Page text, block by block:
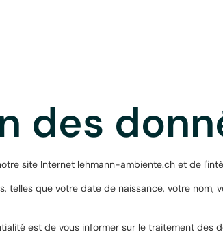
des
site Internet lehmann-ambiente.ch et de
telles que votre date de naissance, votre nom,
est de vous informer sur le traitement des